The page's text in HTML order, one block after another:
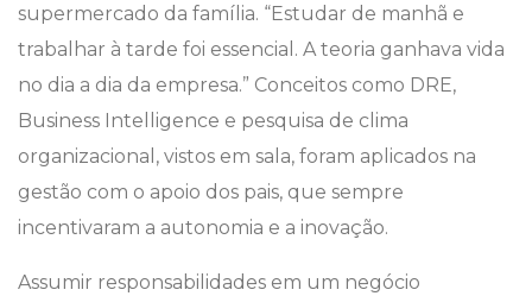
supermercado da família. “Estudar de manhã e
trabalhar à tarde foi essencial. A teoria ganhava vida
no dia a dia da empresa.” Conceitos como DRE,
Business Intelligence e pesquisa de clima
organizacional, vistos em sala, foram aplicados na
gestão com o apoio dos pais, que sempre
incentivaram a autonomia e a inovação.
Assumir responsabilidades em um negócio